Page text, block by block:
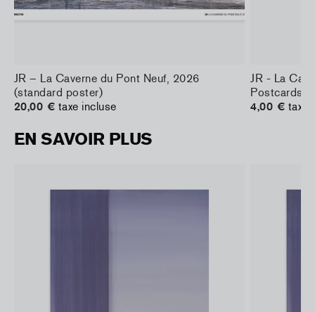
JR – La Caverne du Pont Neuf, 2026
(standard poster)
20,00 € taxe incluse
JR - La
Postcards
4,00 € taxe
EN SAVOIR PLUS